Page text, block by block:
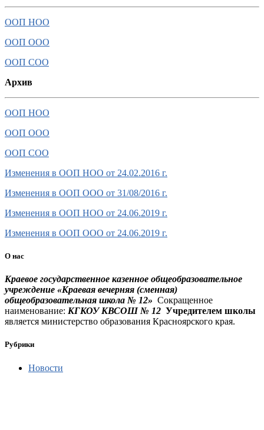
ООП НОО
ООП ООО
ООП СОО
Архив
ООП НОО
ООП ООО
ООП СОО
Изменения в ООП НОО от 24.02.2016 г.
Изменения в ООП ООО от 31/08/2016 г.
Изменения в ООП НОО от 24.06.2019 г.
Изменения в ООП ООО от 24.06.2019 г.
О нас
Краевое государственное казенное общеобразовательное
учреждение «Краевая вечерняя (сменная)
общеобразовательная школа № 12» Сокращенное
наименование: КГКОУ КВСОШ № 12 Учредителем школы
является министерство образования Красноярского края.
Рубрики
Новости